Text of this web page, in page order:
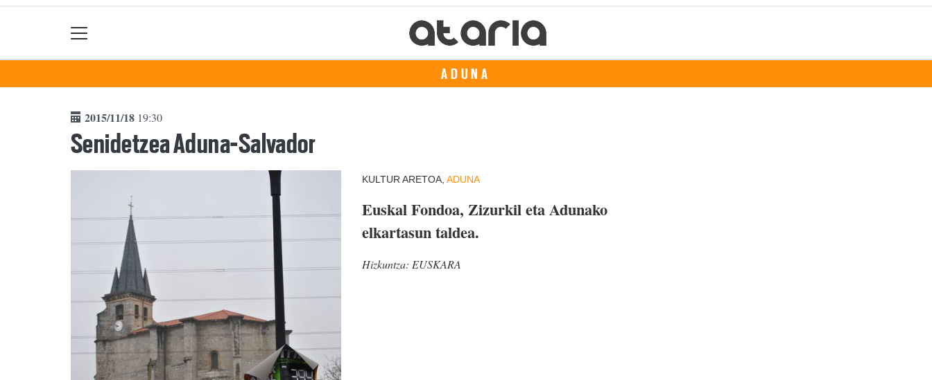
ADUNA
2015/11/18 19:30
Senidetzea Aduna-Salvador
KULTUR ARETOA, ADUNA
Euskal Fondoa, Zizurkil eta Adunako
elkartasun taldea.
Hizkuntza: EUSKARA